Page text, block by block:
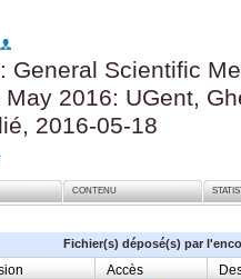
General Scientific
2016: UGent,
2016-05-18
CONTENU
Fichier(s) déposé(s) par
Accès